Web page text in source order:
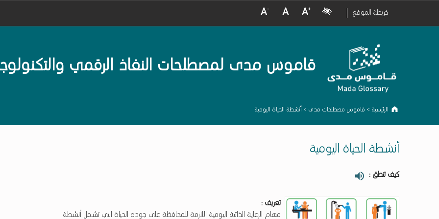
خريطة الموقع
Visual Impairment
Increase Font Size
Normal Font Size
Decrease Font Size
قاموس مدى لمصطلحات النفاذ الرقمي
الرئيسية > قاموس مصطلحات مدى > أنشطة الحياة اليومية
أنشطة الحياة اليومية
كيف تنطق :
تعريف :
مهام الرعاية الذاتية اليومية اللازمة للمحافظة على جودة الحياة التي تشمل أنشطة